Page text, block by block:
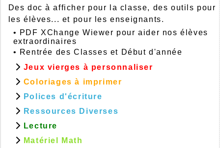
Des doc à afficher pour la classe, des outils pour
les élèves... et pour les enseignants.
• PDF XChange Wiewer pour aider nos élèves
extraordinaires
• Rentrée des Classes et Début d'année
Jeux vierges à personnaliser
Coloriages à imprimer
Polices d'écriture
Ressources Diverses
Lecture
Matériel Math